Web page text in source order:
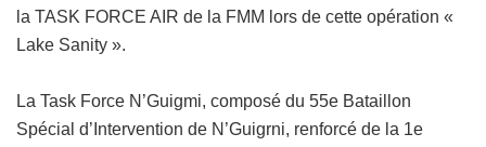
la TASK FORCE AIR de la FMM lors de cette opération «
Lake Sanity ».
La Task Force N’Guigmi, composé du 55e Bataillon
Spécial d’Intervention de N’Guigrni, renforcé de la 1e